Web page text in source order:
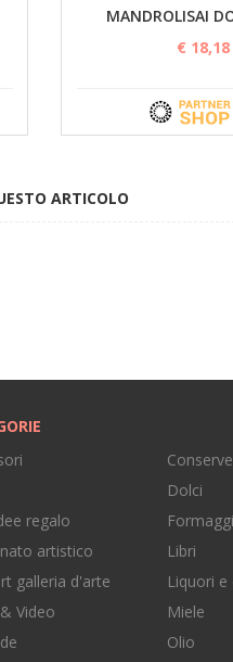
MANDROLISAI
€ 18,18
ARTICOLO
regalo
artistico
galleria d'arte
Video
Conserve
Dolci
Libri
Liquori e
Miele
Olio